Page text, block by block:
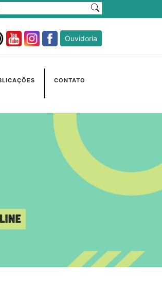
Ouvidoria
CONTATO